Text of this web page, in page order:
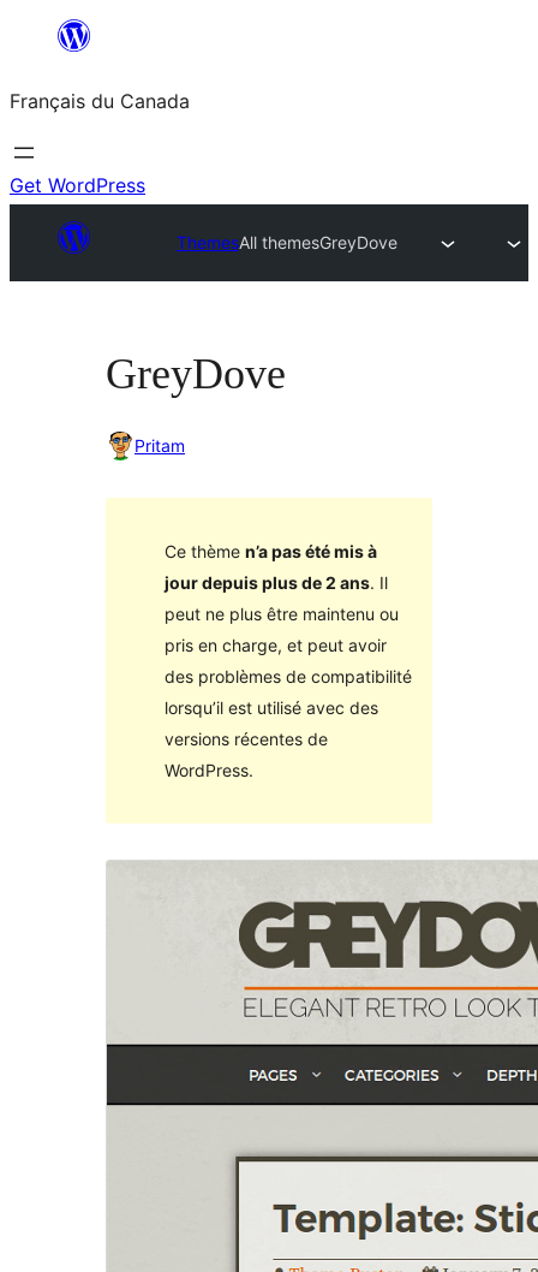
contenu
Français du Canada
Get WordPress
ThemesAll themesGreyDove
GreyDove
Pritam
Ce thème n’a pas été mis à
jour depuis plus de 2 ans. Il
peut ne plus être maintenu ou
pris en charge, et peut avoir
des problèmes de compatibilité
lorsqu’il est utilisé avec des
versions récentes de
WordPress.